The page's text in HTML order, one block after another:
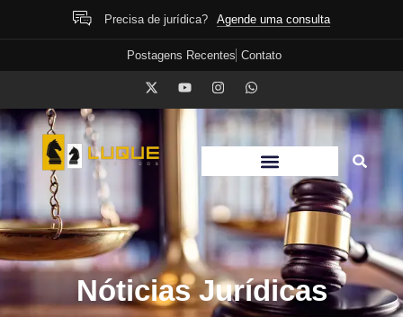
Precisa de jurídica? Agende uma consulta
Postagens Recentes Contato
Nóticias Jurídicas